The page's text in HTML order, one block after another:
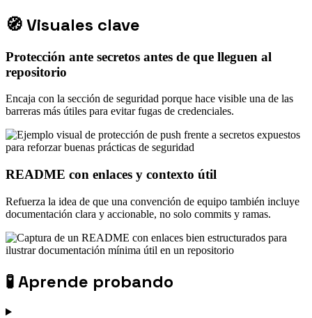
🧭Visuales clave
Protección ante secretos antes de que lleguen al
repositorio
Encaja con la sección de seguridad porque hace visible una de las
barreras más útiles para evitar fugas de credenciales.
README con enlaces y contexto útil
Refuerza la idea de que una convención de equipo también incluye
documentación clara y accionable, no solo commits y ramas.
🧪Aprende probando